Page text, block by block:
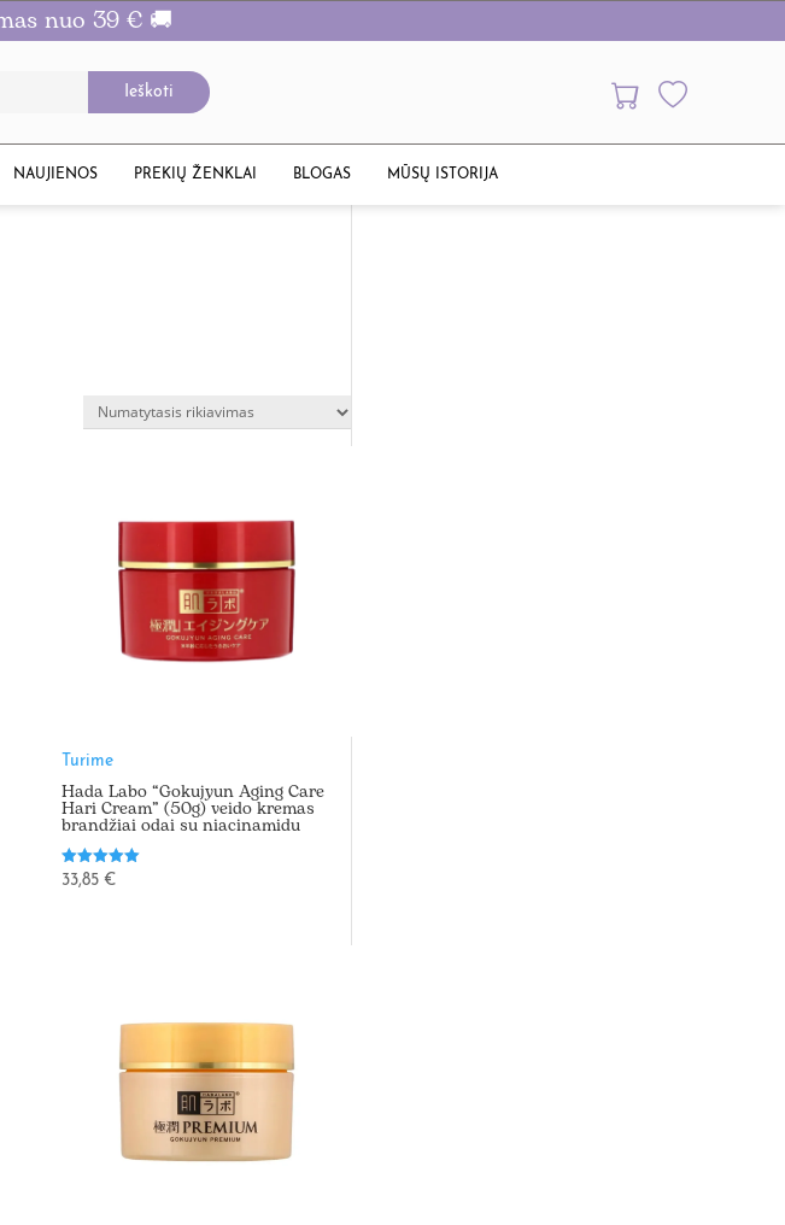
nuo 39 € 🚚
NAUJIENOS PREKIŲ ŽENKLAI BLOGAS MŪSŲ ISTORIJA
Turime
Hada Labo “Gokujyun Aging Care
Hari Cream” (50g) veido kremas
brandžiai odai su niacinamidu
Įvertinimas:
5.00
33,85 €